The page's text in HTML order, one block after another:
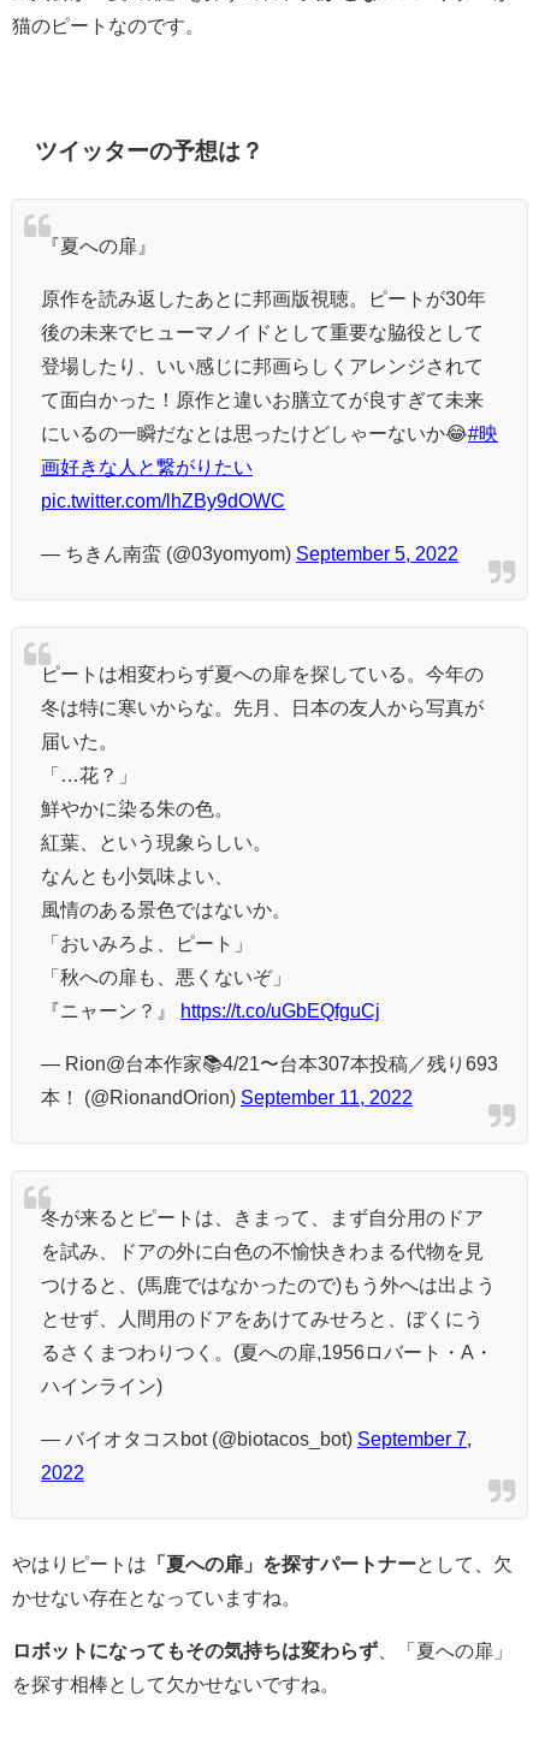
猫のピートなのです。
ツイッターの予想は？
『夏への扉』
原作を読み返したあとに邦画版視聴。ピートが30年
後の未来でヒューマノイドとして重要な脇役として
登場したり、いい感じに邦画らしくアレンジされて
て面白かった！原作と違いお膳立てが良すぎて未来
にいるの一瞬だなとは思ったけどしゃーないか😂#映
画好きな人と繋がりたい
pic.twitter.com/lhZBy9dOWC
— ちきん南蛮 (@03yomyom) September 5, 2022
ピートは相変わらず夏への扉を探している。今年の
冬は特に寒いからな。先月、日本の友人から写真が
届いた。
「…花？」
鮮やかに染る朱の色。
紅葉、という現象らしい。
なんとも小気味よい、
風情のある景色ではないか。
「おいみろよ、ピート」
「秋への扉も、悪くないぞ」
『ニャーン？』
https://t.co/uGbEQfguCj
— Rion@台本作家📚4/21〜台本307本投稿／残り693
本！ (@RionandOrion) September 11, 2022
冬が来るとピートは、きまって、まず自分用のドア
を試み、ドアの外に白色の不愉快きわまる代物を見
つけると、(馬鹿ではなかったので)もう外へは出よう
とせず、人間用のドアをあけてみせろと、ぼくにう
るさくまつわりつく。(夏への扉,1956ロバート・A・
ハインライン)
— バイオタコスbot (@biotacos_bot) September 7,
2022
やはりピートは 「夏への扉」を探すパートナーとして、欠
かせない存在となっていますね。
ロボットになってもその気持ちは変わらず 、「夏への扉」
を探す相棒として欠かせないですね。